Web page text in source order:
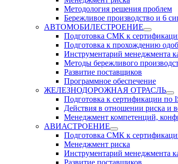
Методология решения проблем
Бережливое производство и 6
АВТОМОБИЛЕСТРОЕНИЕ
Подготовка СМК к
Подготовка к прохождению
Инструментарий менеджмента
Методы бережливого
Развитие поставщиков
Программное обеспечение
ЖЕЛЕЗНОДОРОЖНАЯ ОТРАСЛЬ
Подготовка к сертификации по
Действия в отношении риска и
Менеджмент компетенций,
АВИАСТРОЕНИЕ
Подготовка СМК к
Менеджмент риска
Инструментарий менеджмента
Развитие поставщиков